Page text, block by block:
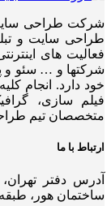
طراحی سایت و
شرکتها و … سئو و
خود دارد. انجام
فیلم سازی،
متخصصان تیم
ارتباط با ما
آدرس دفتر
ساختمان هور، طبقه